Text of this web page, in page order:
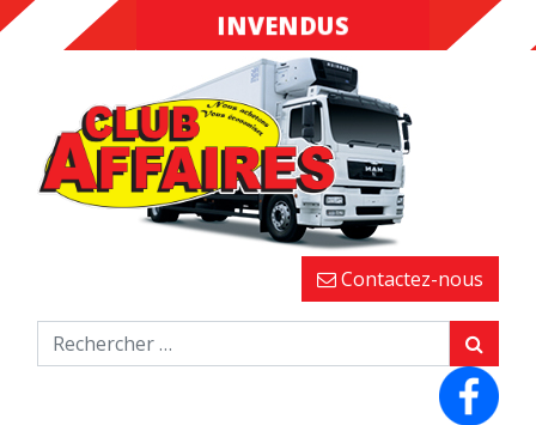
FINS DE
SÉRIES
INVENDUS
Contactez-nous